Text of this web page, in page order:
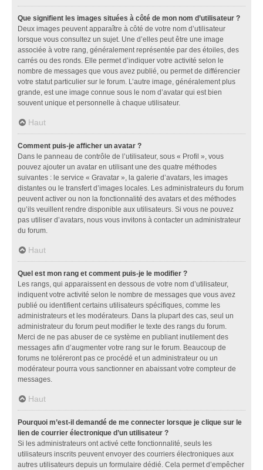
Que signifient les images situées à côté de mon nom d’utilisateur ?
Deux images peuvent apparaître à côté de votre nom d’utilisateur
lorsque vous consultez un sujet. Une d’elles peut être une image
associée à votre rang, généralement représentée par des étoiles, des
carrés ou des ronds. Elle permet d’indiquer votre activité selon le
nombre de messages que vous avez publié, ou permet de différencier
votre statut particulier sur le forum. L’autre image, généralement plus
grande, est une image connue sous le nom d’avatar qui est bien
souvent unique et personnelle à chaque utilisateur.
Haut
Comment puis-je afficher un avatar ?
Dans le panneau de contrôle de l’utilisateur, sous « Profil », vous
pouvez ajouter un avatar en utilisant une des quatre méthodes
suivantes : le service « Gravatar », la galerie d’avatars, les images
distantes ou le transfert d’images locales. Les administrateurs du forum
peuvent activer ou non la fonctionnalité des avatars et des méthodes
qu’ils veuillent rendre disponible aux utilisateurs. Si vous ne pouvez
pas utiliser d’avatars, nous vous invitons à contacter un administrateur
du forum.
Haut
Quel est mon rang et comment puis-je le modifier ?
Les rangs, qui apparaissent en dessous de votre nom d’utilisateur,
indiquent votre activité selon le nombre de messages que vous avez
publié ou identifient certains utilisateurs spécifiques, comme les
administrateurs et les modérateurs. Dans la plupart des cas, seul un
administrateur du forum peut modifier le texte des rangs du forum.
Merci de ne pas abuser de ce système en publiant inutilement des
messages afin d’augmenter votre rang sur le forum. Beaucoup de
forums ne toléreront pas ce procédé et un administrateur ou un
modérateur pourra vous sanctionner en abaissant votre compteur de
messages.
Haut
Pourquoi m’est-il demandé de me connecter lorsque je clique sur le
lien de courrier électronique d’un utilisateur ?
Si les administrateurs ont activé cette fonctionnalité, seuls les
utilisateurs inscrits peuvent envoyer des courriers électroniques aux
autres utilisateurs depuis un formulaire dédié. Cela permet d’empêcher